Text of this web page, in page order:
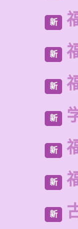
新
新
新
新
新
新
新